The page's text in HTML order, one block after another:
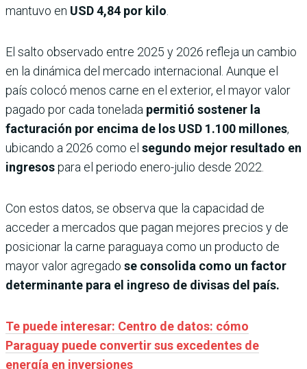
mantuvo en USD 4,84 por kilo.
El salto observado entre 2025 y 2026 refleja un cambio
en la dinámica del mercado internacional. Aunque el
país colocó menos carne en el exterior, el mayor valor
pagado por cada tonelada permitió sostener la
facturación por encima de los USD 1.100 millones,
ubicando a 2026 como el segundo mejor resultado en
ingresospara el periodo enero-julio desde 2022.
Con estos datos, se observa que la capacidad de
acceder a mercados que pagan mejores precios y de
posicionar la carne paraguaya como un producto de
mayor valor agregado se consolida como un factor
determinante para el ingreso de divisas del país.
Te puede interesar: Centro de datos: cómo
Paraguay puede convertir sus excedentes de
energía en inversiones